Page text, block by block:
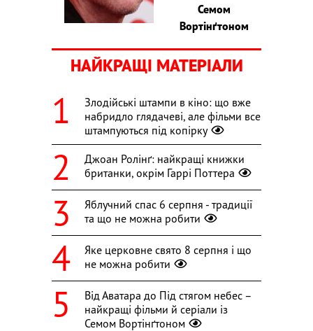
Семом
Вортінґтоном
НАЙКРАЩІ МАТЕРІАЛИ
Злодійські штампи в кіно: що вже
набридло глядачеві, але фільми все
штампуються під копірку
Джоан Ролінґ: найкращі книжки
британки, окрім Гаррі Поттера
Яблучний спас 6 серпня - традиції
та що не можна робити
Яке церковне свято 8 серпня і що
не можна робити
Від Аватара до Під стягом небес –
найкращі фільми й серіали із
Семом Вортінґтоном